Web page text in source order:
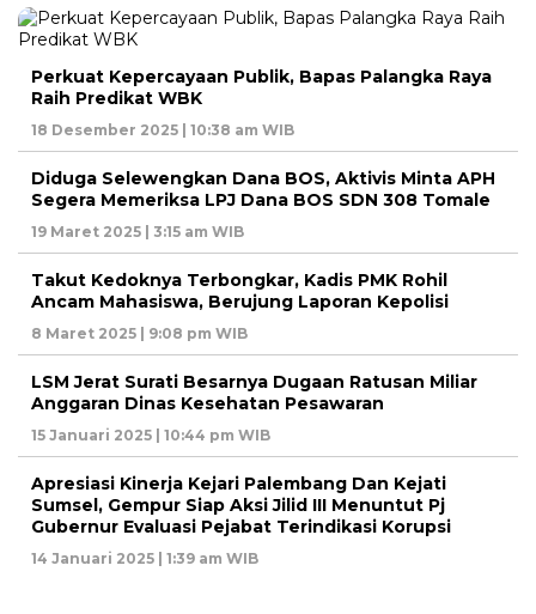
Perkuat Kepercayaan Publik, Bapas Palangka Raya
Raih Predikat WBK
18 Desember 2025 | 10:38 am WIB
Diduga Selewengkan Dana BOS, Aktivis Minta APH
Segera Memeriksa LPJ Dana BOS SDN 308 Tomale
19 Maret 2025 | 3:15 am WIB
Takut Kedoknya Terbongkar, Kadis PMK Rohil
Ancam Mahasiswa, Berujung Laporan Kepolisi
8 Maret 2025 | 9:08 pm WIB
LSM Jerat Surati Besarnya Dugaan Ratusan Miliar
Anggaran Dinas Kesehatan Pesawaran
15 Januari 2025 | 10:44 pm WIB
Apresiasi Kinerja Kejari Palembang Dan Kejati
Sumsel, Gempur Siap Aksi Jilid III Menuntut Pj
Gubernur Evaluasi Pejabat Terindikasi Korupsi
14 Januari 2025 | 1:39 am WIB